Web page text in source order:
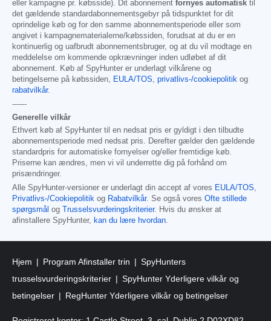
eller kampagne pr. købsside). Dit abonnement fornyes automatisk til
det gældende standardabonnementsgebyr på tidspunktet for dit
oprindelige køb og for den samme abonnementsperiode eller som
angivet i kampagnematerialerne/købssiden, forudsat at du er en
kontinuerlig og uafbrudt abonnementsbruger, og at du vil modtage en
meddelelse om kommende opkrævninger inden udløbet af dit
abonnement. Køb af SpyHunter er underlagt vilkårene og
betingelserne på købssiden, EULA/TOS, privatlivs-/cookiepolitik og
rabatvilkår.
------
Generelle vilkår
Ethvert køb af SpyHunter til en nedsat pris er gyldigt i den tilbudte
abonnementsperiode med nedsat pris. Derefter gælder den gældende
standardpris for automatiske fornyelser og/eller fremtidige køb.
Priserne kan ændres, men vi vil underrette dig på forhånd om
prisændringer.
Alle SpyHunter-versioner er underlagt din accept af vores EULA/TOS,
Privatlivs-/Cookiepolitik og Rabatvilkår. Se også vores Ofte stillede
spørgsmål og Trusselsvurderingskriterier. Hvis du ønsker at
afinstallere SpyHunter, kan du lære hvordan.
Hjem Program Afinstaller trin
SpyHunters
trusselsvurderingskriterier
SpyHunter Yderligere vilkår og
betingelser
RegHunter Yderligere vilkår og betingelser